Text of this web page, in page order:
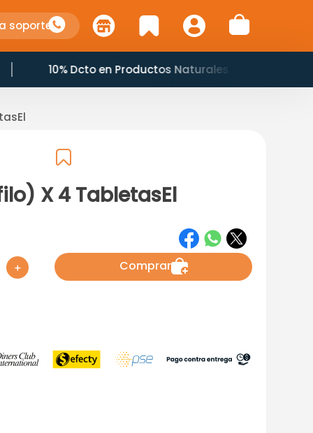
soporte
10% Dcto en Productos Naturales
X 4 TabletasEl
＋
Comprar